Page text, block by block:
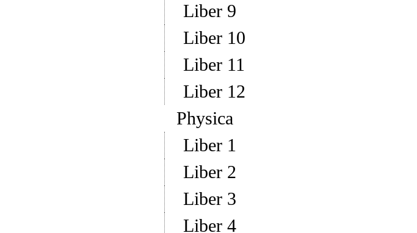
Liber 9
Liber 10
Liber 11
Liber 12
Physica
Liber 1
Liber 2
Liber 3
Liber 4